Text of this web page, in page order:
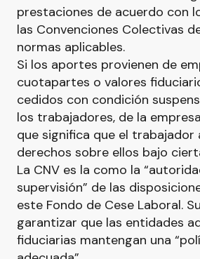
prestaciones de acuerdo con
las Convenciones Colectivas
normas aplicables.
Si los aportes provienen de
cuotapartes o valores
cedidos con condición
los trabajadores, de la
que significa que el trabajador
derechos sobre ellos bajo
La CNV es la como la
supervisión” de las
este Fondo de Cese Laboral.
garantizar que las entidades
fiduciarias mantengan una